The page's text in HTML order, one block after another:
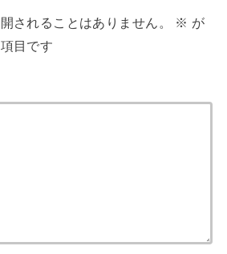
されることはありません。 ※ が
目です